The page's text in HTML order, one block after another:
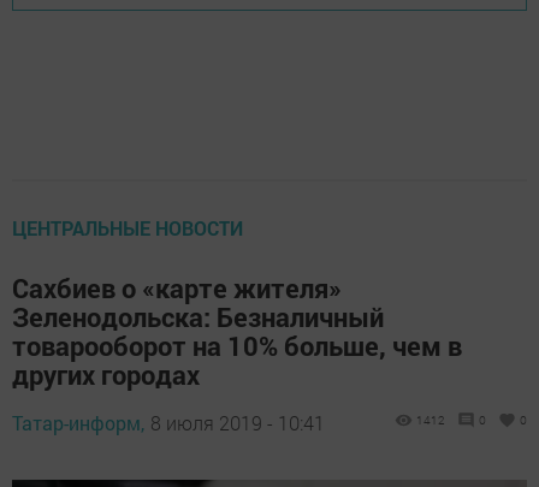
ЦЕНТРАЛЬНЫЕ НОВОСТИ
Сахбиев о «карте жителя»
Зеленодольска: Безналичный
товарооборот на 10% больше, чем в
других городах
Татар-информ, 8 июля 2019 - 10:41 1412 0 0